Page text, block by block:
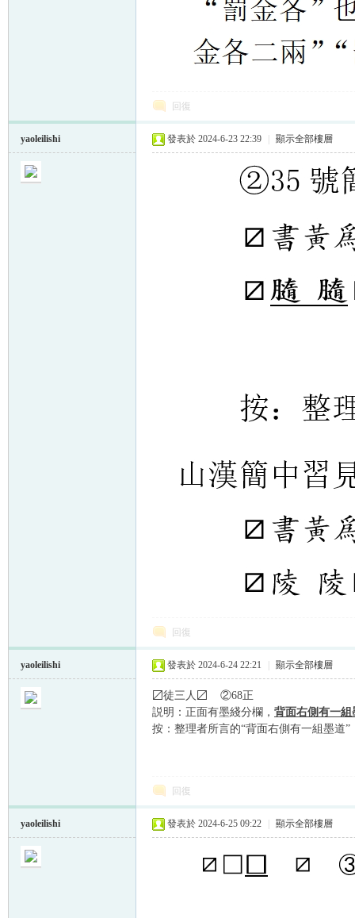
回復
yaoleilishi 發表於 2024-6-23 22:39 顯示全部樓層
回復
yaoleilishi 發表於 2024-6-24 22:21 顯示全部樓層
〼徒三人〼 ②68正
説明：正面有墨綫分欄， 背面右側有一組
按：整理者所言的“背面右側有一組墨道
回復
yaoleilishi 發表於 2024-6-25 09:22 顯示全部樓層